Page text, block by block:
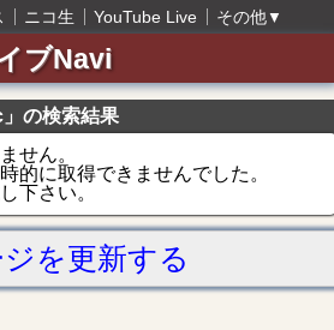
ニコ生 YouTube Live その他▼
ブNavi
の検索結果
せん。
的に取得できませんでした。
下さい。
を更新する